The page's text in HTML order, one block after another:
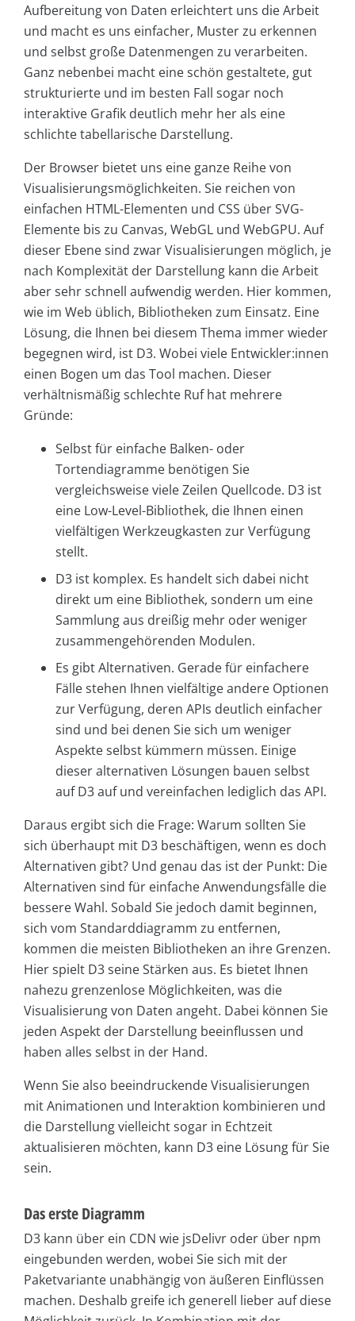
Aufbereitung von Daten erleichtert uns die Arbeit
und macht es uns einfacher, Muster zu erkennen
und selbst große Datenmengen zu verarbeiten.
Ganz nebenbei macht eine schön gestaltete, gut
strukturierte und im besten Fall sogar noch
interaktive Grafik deutlich mehr her als eine
schlichte tabellarische Darstellung.
Der Browser bietet uns eine ganze Reihe von
Visualisierungsmöglichkeiten. Sie reichen von
einfachen HTML-Elementen und CSS über SVG-
Elemente bis zu Canvas, WebGL und WebGPU. Auf
dieser Ebene sind zwar Visualisierungen möglich, je
nach Komplexität der Darstellung kann die Arbeit
aber sehr schnell aufwendig werden. Hier kommen,
wie im Web üblich, Bibliotheken zum Einsatz. Eine
Lösung, die Ihnen bei diesem Thema immer wieder
begegnen wird, ist D3. Wobei viele Entwickler:innen
einen Bogen um das Tool machen. Dieser
verhältnismäßig schlechte Ruf hat mehrere
Gründe:
Selbst für einfache Balken- oder
Tortendiagramme benötigen Sie
vergleichsweise viele Zeilen Quellcode. D3 ist
eine Low-Level-Bibliothek, die Ihnen einen
vielfältigen Werkzeugkasten zur Verfügung
stellt.
D3 ist komplex. Es handelt sich dabei nicht
direkt um eine Bibliothek, sondern um eine
Sammlung aus dreißig mehr oder weniger
zusammengehörenden Modulen.
Es gibt Alternativen. Gerade für einfachere
Fälle stehen Ihnen vielfältige andere Optionen
zur Verfügung, deren APIs deutlich einfacher
sind und bei denen Sie sich um weniger
Aspekte selbst kümmern müssen. Einige
dieser alternativen Lösungen bauen selbst
auf D3 auf und vereinfachen lediglich das API.
Daraus ergibt sich die Frage: Warum sollten Sie
sich überhaupt mit D3 beschäftigen, wenn es doch
Alternativen gibt? Und genau das ist der Punkt: Die
Alternativen sind für einfache Anwendungsfälle die
bessere Wahl. Sobald Sie jedoch damit beginnen,
sich vom Standarddiagramm zu entfernen,
kommen die meisten Bibliotheken an ihre Grenzen.
Hier spielt D3 seine Stärken aus. Es bietet Ihnen
nahezu grenzenlose Möglichkeiten, was die
Visualisierung von Daten angeht. Dabei können Sie
jeden Aspekt der Darstellung beeinflussen und
haben alles selbst in der Hand.
Wenn Sie also beeindruckende Visualisierungen
mit Animationen und Interaktion kombinieren und
die Darstellung vielleicht sogar in Echtzeit
aktualisieren möchten, kann D3 eine Lösung für Sie
sein.
Das erste Diagramm
D3 kann über ein CDN wie jsDelivr oder über npm
eingebunden werden, wobei Sie sich mit der
Paketvariante unabhängig von äußeren Einflüssen
machen. Deshalb greife ich generell lieber auf diese